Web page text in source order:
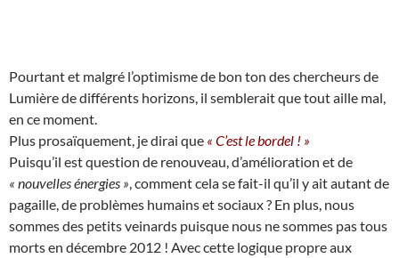
Pourtant et malgré l’optimisme de bon ton des chercheurs de
Lumière de différents horizons, il semblerait que tout aille mal,
en ce moment.
Plus prosaïquement, je dirai que « C’est le bordel ! »
Puisqu’il est question de renouveau, d’amélioration et de
« nouvelles énergies » , comment cela se fait-il qu’il y ait autant de
pagaille, de problèmes humains et sociaux ? En plus, nous
sommes des petits veinards puisque nous ne sommes pas tous
morts en décembre 2012 ! Avec cette logique propre aux